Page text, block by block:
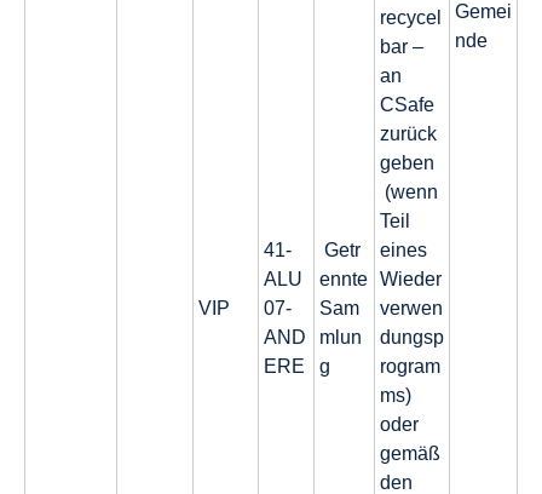
Gemei
nde
VIP
41-
ALU
07-
AND
ERE
Getr
ennte
Sam
mlun
g
recycel
bar –
an
CSafe
zurück
geben
(wenn
Teil
eines
Wieder
verwen
dungsp
rogram
ms)
oder
gemäß
den